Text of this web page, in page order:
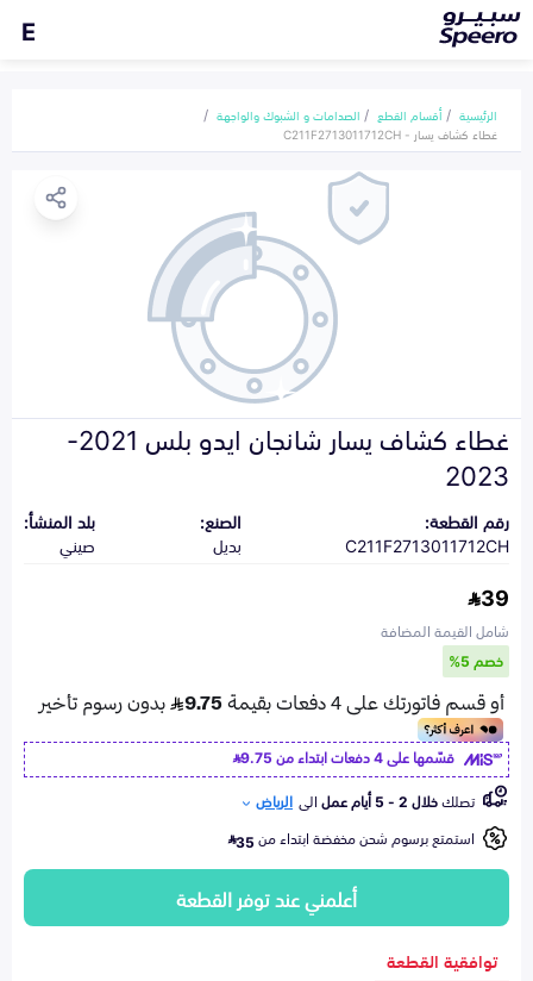
E
الرئيسية أقسام القطع
الصدامات و الشبوك والواجهة
غطاء كشاف يسار - C211F2713011712CH
غطاء كشاف يسار شانجان ايدو بلس 2021-
2023
رقم القطعة:
C211F2713011712CH
الصنع:
بديل
بلد المنشأ:
صيني
39
شامل القيمة المضافة
خصم 5%
قسّمها على 4 دفعات ابتداء من
9.75
تصلكخلال 2 - 5 أيام عمل الى الرياض
استمتع برسوم شحن مخفضة ابتداء من35
أعلمني عند توفر القطعة
توافقية القطعة